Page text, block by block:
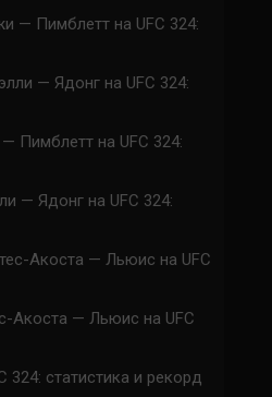
— Пимблетт на UFC 324:
— Ядонг на UFC 324:
Пимблетт на UFC 324:
— Ядонг на UFC 324:
Акоста — Льюис на UFC
Акоста — Льюис на UFC
324: статистика и рекорд